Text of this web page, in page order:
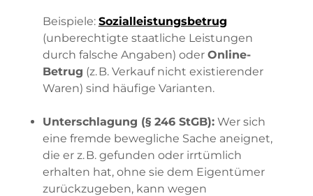
Beispiele: Sozialleistungsbetrug
(unberechtigte staatliche Leistungen
durch falsche Angaben) oder Online-
Betrug (z. B. Verkauf nicht existierender
Waren) sind häufige Varianten.
Unterschlagung (§ 246 StGB):Wer sich
eine fremde bewegliche Sache aneignet,
die er z. B. gefunden oder irrtümlich
erhalten hat, ohne sie dem Eigentümer
zurückzugeben, kann wegen